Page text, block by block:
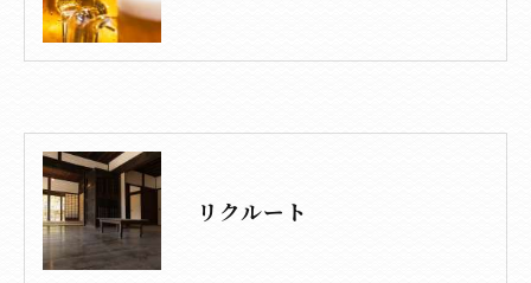
リクルート